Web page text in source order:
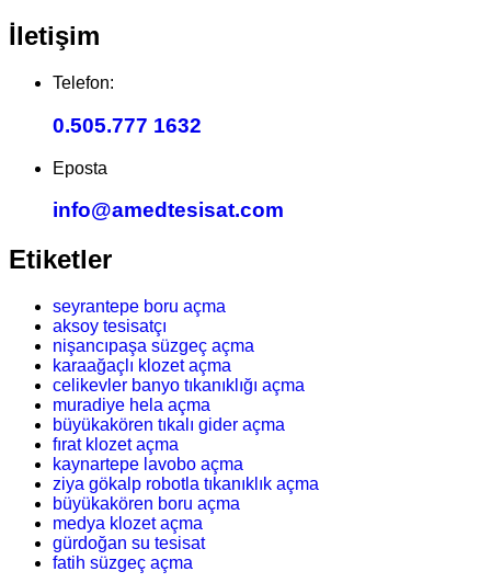
İletişim
Telefon:
0.505.777 1632
Eposta
info@amedtesisat.com
Etiketler
seyrantepe boru açma
aksoy tesisatçı
nişancıpaşa süzgeç açma
karaağaçlı klozet açma
celikevler banyo tıkanıklığı açma
muradiye hela açma
büyükakören tıkalı gider açma
fırat klozet açma
kaynartepe lavobo açma
ziya gökalp robotla tıkanıklık açma
büyükakören boru açma
medya klozet açma
gürdoğan su tesisat
fatih süzgeç açma